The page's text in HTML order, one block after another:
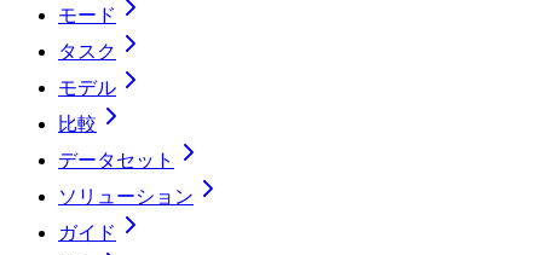
モード
タスク
モデル
比較
データセット
ソリューション
ガイド